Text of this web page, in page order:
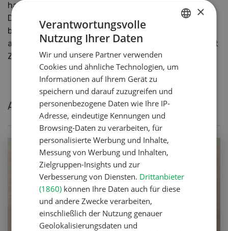
hat? Dann trifft man Ursula zumeist in den Bergen.
Dort kann sie richtig Kraft tanken und ihre Seele
baumeln lassen. Und zwischendurch spielt sie gerne
auf dem Cornet, mit dem sie Teil der Musikgesellschaft
Zimmerwald-Niedermuhlern ist.
Aktuelle Rezepte von Ursula Brönnimann
×
Verantwortungsvolle
Nutzung Ihrer Daten
Wir und unsere Partner verwenden
Cookies und ähnliche Technologien, um
Informationen auf Ihrem Gerät zu
speichern und darauf zuzugreifen und
personenbezogene Daten wie Ihre IP-
Adresse, eindeutige Kennungen und
Browsing-Daten zu verarbeiten, für
personalisierte Werbung und Inhalte,
Messung von Werbung und Inhalten,
Zielgruppen-Insights und zur
Verbesserung von Diensten. Drittanbieter
(1860) können Ihre Daten auch für diese
und andere Zwecke verarbeiten,
einschließlich der Nutzung genauer
Geolokalisierungsdaten und